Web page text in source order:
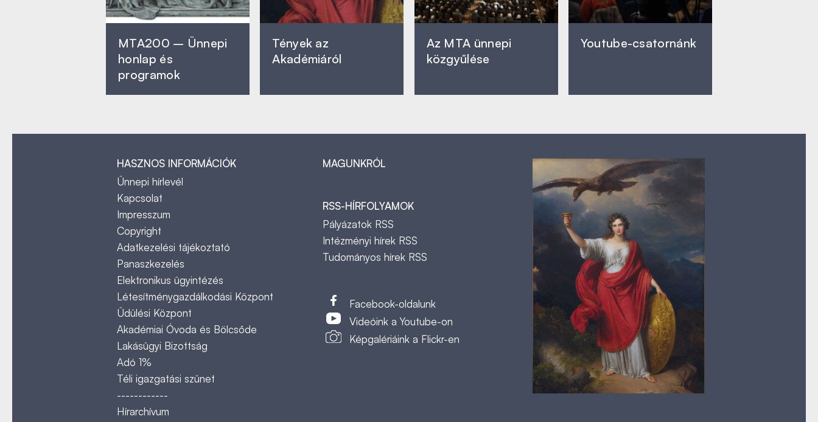
MTA200 – Ünnepi
honlap és
programok
Tények az
Akadémiáról
Az MTA ünnepi
közgyűlése
Youtube-csatornánk
HASZNOS INFORMÁCIÓK
Ünnepi hírlevél
Kapcsolat
Impresszum
Copyright
Adatkezelési tájékoztató
Panaszkezelés
Elektronikus ügyintézés
Létesítménygazdálkodási Központ
Üdülési Központ
Akadémiai Óvoda és Bölcsőde
Lakásügyi Bizottság
Adó 1%
Téli igazgatási szünet
------------
Hírarchívum
MAGUNKRÓL
RSS-HÍRFOLYAMOK
Pályázatok RSS
Intézményi hírek RSS
Tudományos hírek RSS
Facebook-oldalunk
Videóink a Youtube-on
Képgalériáink a Flickr-en